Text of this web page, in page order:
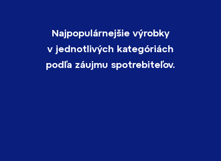
Najpopulárnejšie výrobky
v jednotlivých kategóriách
podľa záujmu spotrebiteľov.